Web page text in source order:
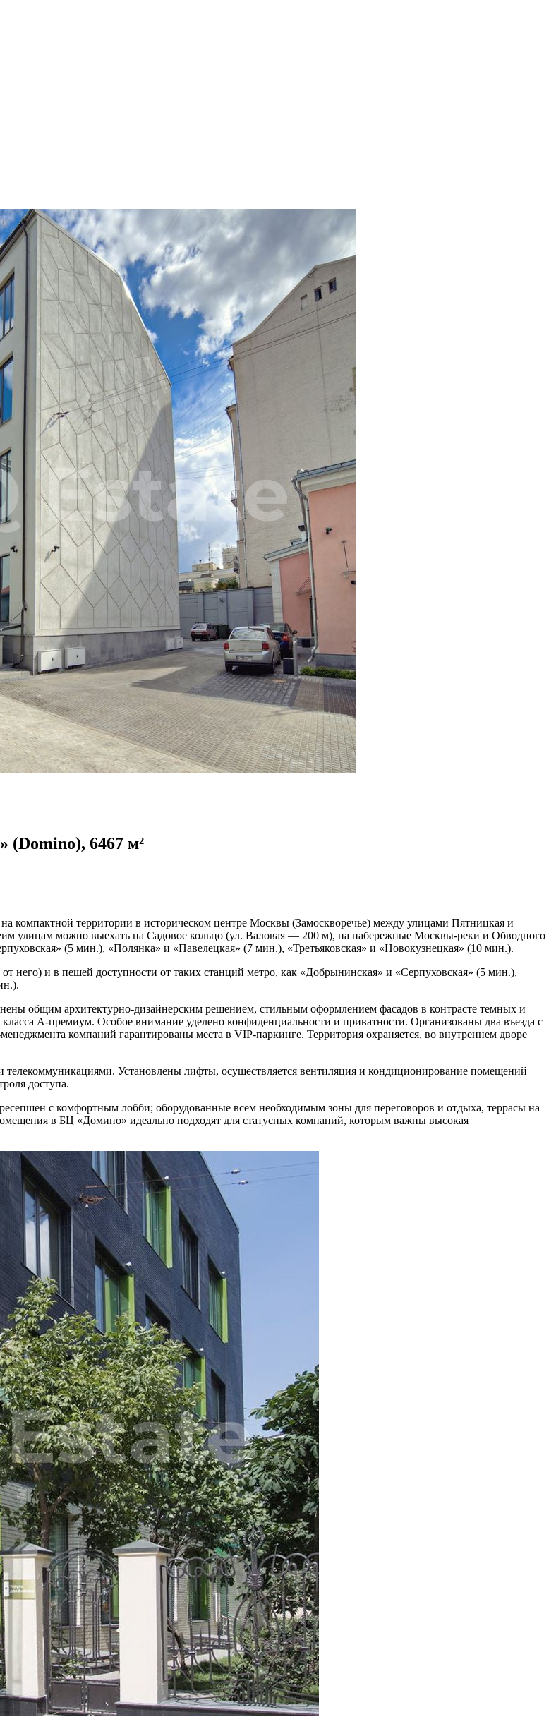
(Domino), 6467 м²
территории в историческом центре Москвы (Замоскворечье) между улицами Пятницкая и
улицам можно выехать на Садовое кольцо (ул. Валовая — 200 м), на набережные Москвы-реки и Обводного
(5 мин.), «Полянка» и «Павелецкая» (7 мин.), «Третьяковская» и «Новокузнецкая» (10 мин.).
него) и в пешей доступности от таких станций метро, как «Добрынинская» и «Серпуховская» (5 мин.),
общим архитектурно-дизайнерским решением, стильным оформлением фасадов в контрасте темных и
А-премиум. Особое внимание уделено конфиденциальности и приватности. Организованы два въезда с
компаний гарантированы места в VIP-паркинге. Территория охраняется, во внутреннем дворе
Установлены лифты, осуществляется вентиляция и кондиционирование помещений
доступа.
с комфортным лобби; оборудованные всем необходимым зоны для переговоров и отдыха, террасы на
в БЦ «Домино» идеально подходят для статусных компаний, которым важны высокая